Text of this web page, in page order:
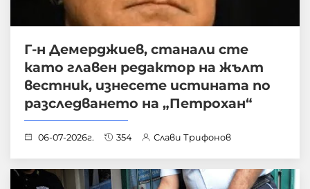
Г-н Демерджиев, станали сте
като главен редактор на жълт
вестник, изнесете истината по
разследването на „Петрохан“
06-07-2026г. 354 Слави Трифонов